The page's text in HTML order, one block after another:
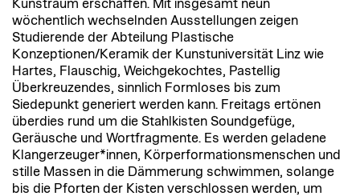
Kunstraum erschaffen. Mit insgesamt neun
wöchentlich wechselnden Ausstellungen zeigen
Studierende der Abteilung Plastische
Konzeptionen/Keramik der Kunstuniversität Linz wie
Hartes, Flauschig, Weichgekochtes, Pastellig
Überkreuzendes, sinnlich Formloses bis zum
Siedepunkt generiert werden kann. Freitags ertönen
überdies rund um die Stahlkisten Soundgefüge,
Geräusche und Wortfragmente. Es werden geladene
Klangerzeuger*innen, Körperformationsmenschen und
stille Massen in die Dämmerung schwimmen, solange
bis die Pforten der Kisten verschlossen werden, um